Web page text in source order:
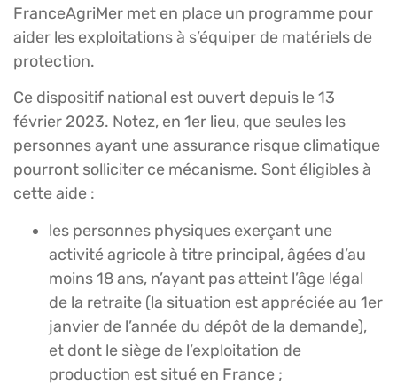
FranceAgriMer met en place un programme pour
aider les exploitations à s’équiper de matériels de
protection.
Ce dispositif national est ouvert depuis le 13
février 2023. Notez, en 1er lieu, que seules les
personnes ayant une assurance risque climatique
pourront solliciter ce mécanisme. Sont éligibles à
cette aide :
les personnes physiques exerçant une
activité agricole à titre principal, âgées d’au
moins 18 ans, n’ayant pas atteint l’âge légal
de la retraite (la situation est appréciée au 1er
janvier de l’année du dépôt de la demande),
et dont le siège de l’exploitation de
production est situé en France ;